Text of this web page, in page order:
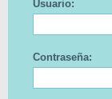
Usuario:
Contraseña: